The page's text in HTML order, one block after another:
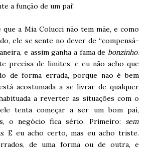
a função de um pai!
que a Mia Colucci não tem mãe, e como
ele se sente no dever de “compensá-
e assim ganha a fama de bonzinho.
precisa de limites, e eu não acho que
de forma errada, porque não é bem
acostumada a se livrar de qualquer
a reverter as situações com o
tenta começar a ser um bom pai,
o negócio fica sério. Primeiro: sem
. E eu acho certo, mas eu acho triste.
de uma forma ou de outra, e